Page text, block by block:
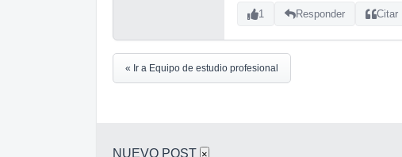
1 Responder Citar
« Ir a Equipo de estudio profesional
NUEVO POST ×